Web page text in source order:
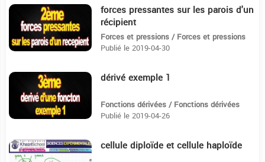
forces pressantes sur les parois d'un
récipient
Forces et pressions / Forces et pressions
Publié le 2019-04-30
dérivé exemple 1
Fonctions dérivées / Fonctions dérivées
Publié le 2019-04-26
4:41 cellule diploïde et cellule haploïde